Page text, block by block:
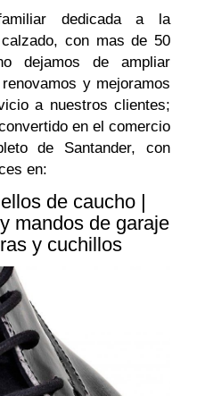
dedicada a la
con mas de 50
dejamos de ampliar
y mejoramos
a nuestros clientes;
en el comercio
de Santander, con
en:
de caucho |
mandos de garaje
y cuchillos